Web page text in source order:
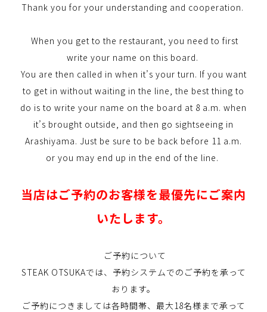
Thank you for your understanding and cooperation.
When you get to the restaurant, you need to first
write your name on this board.
You are then called in when it’s your turn. If you want
to get in without waiting in the line, the best thing to
do is to write your name on the board at 8 a.m. when
it’s brought outside, and then go sightseeing in
Arashiyama. Just be sure to be back before 11 a.m.
or you may end up in the end of the line.
当店はご予約のお客様を最優先にご案内
いたします。
ご予約について
STEAK OTSUKAでは、予約システムでのご予約を承って
おります。
ご予約につきましては各時間帯、最大18名様まで承って